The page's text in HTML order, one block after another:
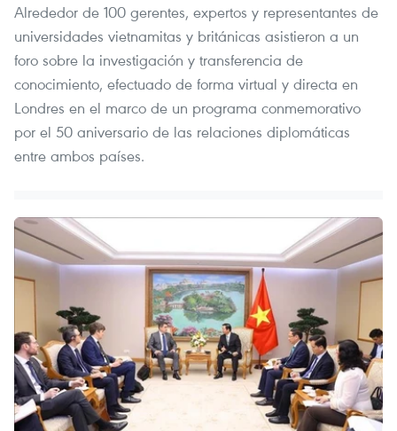
Alrededor de 100 gerentes, expertos y representantes de
universidades vietnamitas y británicas asistieron a un
foro sobre la investigación y transferencia de
conocimiento, efectuado de forma virtual y directa en
Londres en el marco de un programa conmemorativo
por el 50 aniversario de las relaciones diplomáticas
entre ambos países.